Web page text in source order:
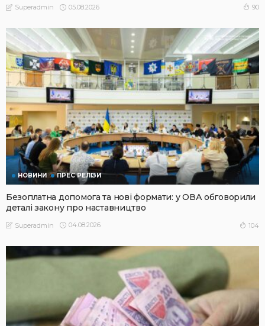
Superadmin 05.08.2026 90
НОВИНИ ПРЕС РЕЛІЗИ
Безоплатна допомога та нові формати: у ОВА обговорили
деталі закону про наставництво
Superadmin 04.08.2026 104